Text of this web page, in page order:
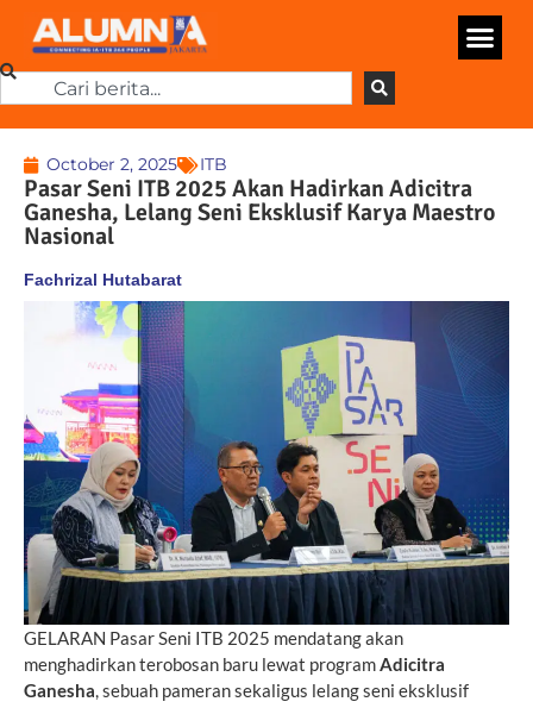
October 2, 2025 ITB
Pasar Seni ITB 2025 Akan Hadirkan Adicitra
Ganesha, Lelang Seni Eksklusif Karya Maestro
Nasional
Fachrizal Hutabarat
GELARAN Pasar Seni ITB 2025 mendatang akan
menghadirkan terobosan baru lewat programAdicitra
Ganesha, sebuah pameran sekaligus lelang seni eksklusif